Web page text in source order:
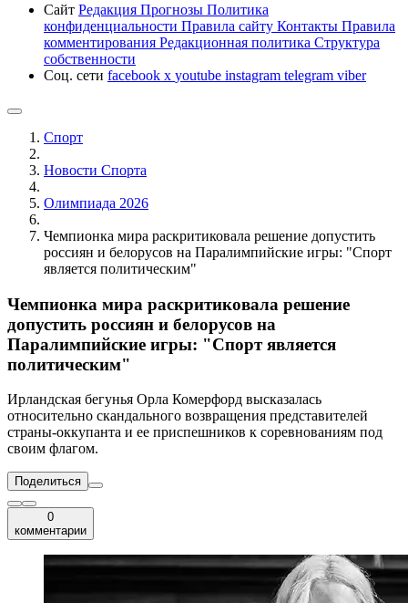
Сайт Редакция Прогнозы Политика
конфиденциальности Правила сайту Контакты Правила
комментирования Редакционная политика Структура
собственности
Соц. сети facebook x youtube instagram telegram viber
Спорт
Новости Cпорта
Олимпиада 2026
Чемпионка мира раскритиковала решение допустить
россиян и белорусов на Паралимпийские игры: "Спорт
является политическим"
Чемпионка мира раскритиковала решение
допустить россиян и белорусов на
Паралимпийские игры: "Спорт является
политическим"
Ирландская бегунья Орла Комерфорд высказалась
относительно скандального возвращения представителей
страны-оккупанта и ее приспешников к соревнованиям под
своим флагом.
Поделиться
0
комментарии